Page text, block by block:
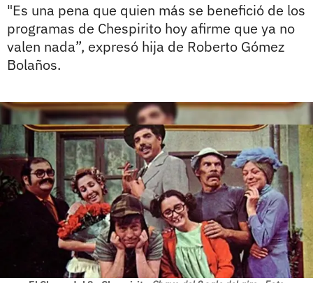
"Es una pena que quien más se benefició de los
programas de Chespirito hoy afirme que ya no
valen nada”, expresó hija de Roberto Gómez
Bolaños.